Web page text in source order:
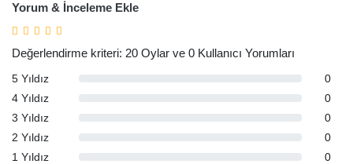
Yorum & İnceleme Ekle
Değerlendirme kriteri: 20 Oylar ve 0 Kullanıcı Yorumları
5 Yıldız
0
4 Yıldız
0
3 Yıldız
0
2 Yıldız
0
1 Yıldız
0